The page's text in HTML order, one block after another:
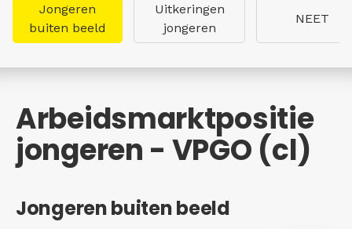
Jongeren
buiten beeld
Uitkeringen
jongeren
NEET
Arbeidsmarktpositie
jongeren - VPGO (cl)
Jongeren buiten beeld